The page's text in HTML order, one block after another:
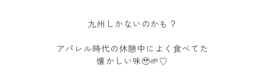
九州しかないのかも？
アパレル時代の休憩中によく食べてた
懐かしい味🥹🌱♡